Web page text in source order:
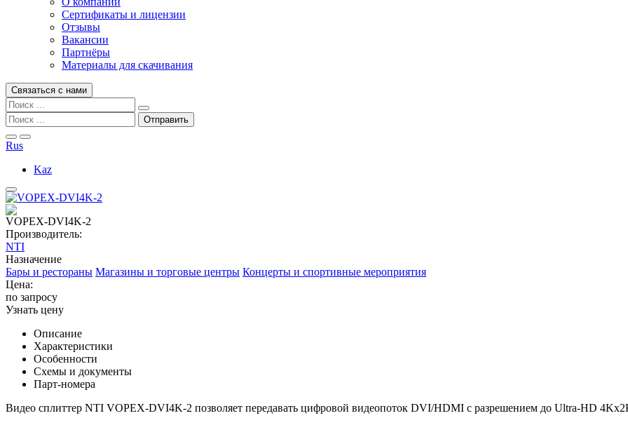
Сертификаты и лицензии
Отзывы
Вакансии
Партнёры
Материалы для скачивания
Связаться с нами
Rus
Kaz
VOPEX-DVI4K-2
Производитель:
NTI
Назначение
Бары и рестораны Магазины и торговые центры Концерты и спортивные мероприятия
Цена:
по запросу
Узнать цену
Описание
Характеристики
Особенности
Схемы и документы
Парт-номера
Видео сплиттер NTI VOPEX-DVI4K-2 позволяет передавать цифровой видеопоток DVI/HDMI с разрешением до Ultra-HD